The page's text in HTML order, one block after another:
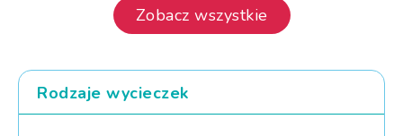
Zobacz wszystkie
Rodzaje wycieczek